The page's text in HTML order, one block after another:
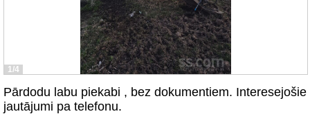
1/4
Pārdodu labu piekabi , bez dokumentiem. Interesejošie
jautājumi pa telefonu.